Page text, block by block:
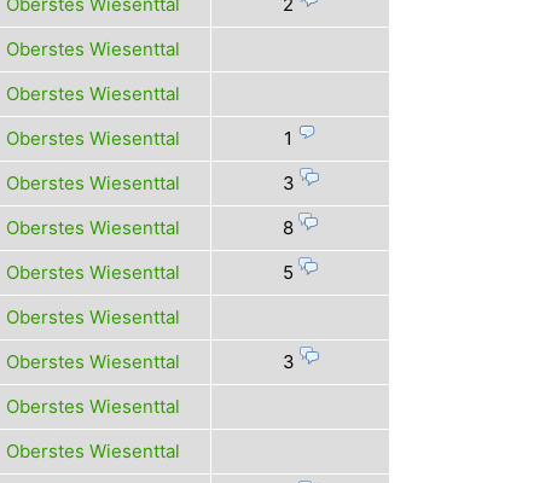
Oberstes Wiesenttal
Oberstes Wiesenttal
Oberstes Wiesenttal
1
Oberstes Wiesenttal
3
Oberstes Wiesenttal
8
Oberstes Wiesenttal
5
Oberstes Wiesenttal
Oberstes Wiesenttal
3
Oberstes Wiesenttal
Oberstes Wiesenttal